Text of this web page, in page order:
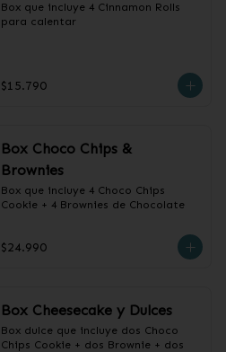
Box que incluye 4 Cinnamon Rolls
para calentar
$15.790
Box Choco Chips &
Brownies
Box que incluye 4 Choco Chips
Cookie + 4 Brownies de Chocolate
$24.990
Box Cheesecake y Dulces
Box dulce que incluye dos Choco
Chips Cookie + dos Brownie + dos